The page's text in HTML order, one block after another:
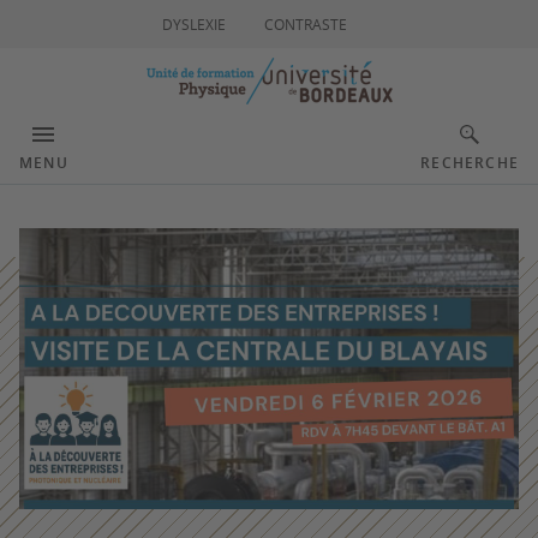
DYSLEXIE CONTRASTE
MENU RECHERCHE